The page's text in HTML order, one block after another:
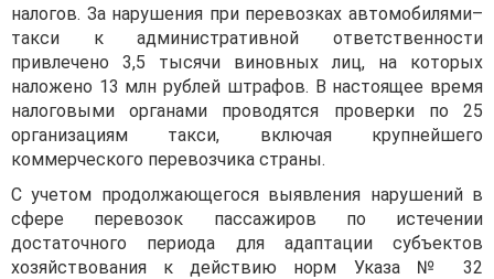
налогов. За нарушения при перевозках автомобилями–
такси к административной ответственности
привлечено 3,5 тысячи виновных лиц, на которых
наложено 13 млн рублей штрафов. В настоящее время
налоговыми органами проводятся проверки по 25
организациям такси, включая крупнейшего
коммерческого перевозчика страны.
С учетом продолжающегося выявления нарушений в
сфере перевозок пассажиров по истечении
достаточного периода для адаптации субъектов
хозяйствования к действию норм Указа № 32